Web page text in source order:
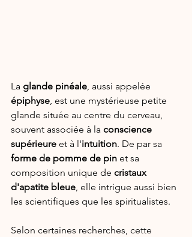
La glande pinéale, aussi appelée
épiphyse, est une mystérieuse petite
glande située au centre du cerveau,
souvent associée à la conscience
supérieure et à l'intuition. De par sa
forme de pomme de pin et sa
composition unique de cristaux
d'apatite bleue, elle intrigue aussi bien
les scientifiques que les spiritualistes.
Selon certaines recherches, cette